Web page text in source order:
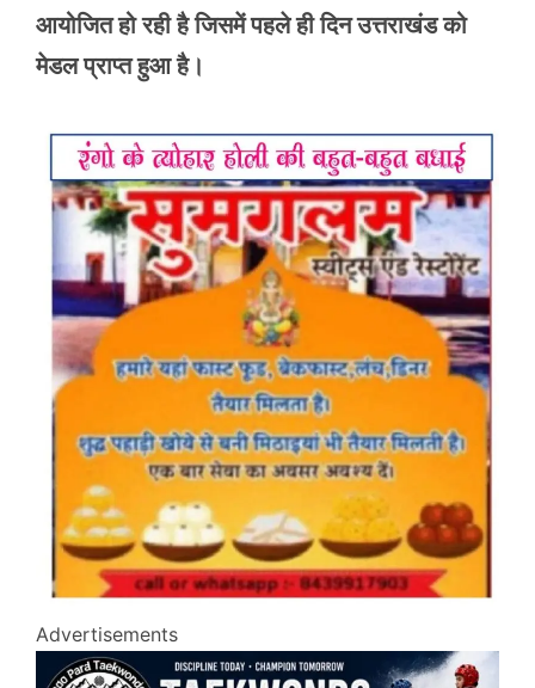
आयोजित हो रही है जिसमें पहले ही दिन उत्तराखंड को
मेडल प्राप्त हुआ है।
Advertisements